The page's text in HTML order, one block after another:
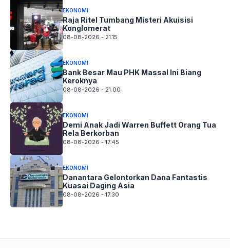
EKONOMI
Raja Ritel Tumbang Misteri Akuisisi
Konglomerat
08-08-2026 - 21.15
EKONOMI
Bank Besar Mau PHK Massal Ini Biang
Keroknya
08-08-2026 - 21.00
EKONOMI
Demi Anak Jadi Warren Buffett Orang Tua
Rela Berkorban
08-08-2026 - 17.45
EKONOMI
Danantara Gelontorkan Dana Fantastis
Kuasai Daging Asia
08-08-2026 - 17.30